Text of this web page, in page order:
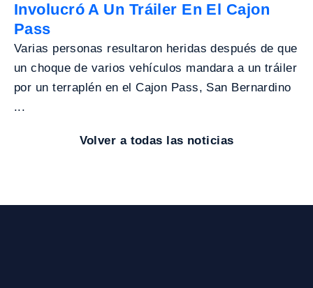
Involucró A Un Tráiler En El Cajon
Pass
Varias personas resultaron heridas después de que
un choque de varios vehículos mandara a un tráiler
por un terraplén en el Cajon Pass, San Bernardino
...
Volver a todas las noticias